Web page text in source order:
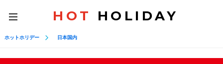
toggle
navigation
HOT HOLIDAY
ホットホリデー 日本国内